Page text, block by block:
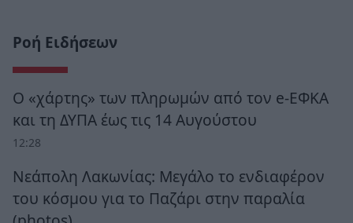
Ροή Ειδήσεων
Ο «χάρτης» των πληρωμών από τον e-ΕΦΚΑ
και τη ΔΥΠΑ έως τις 14 Αυγούστου
12:28
Νεάπολη Λακωνίας: Μεγάλο το ενδιαφέρον
του κόσμου για το Παζάρι στην παραλία